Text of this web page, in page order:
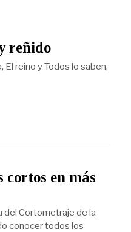
reñido
reino y Todos lo saben,
en más
del Cortometraje de la
conocer todos los